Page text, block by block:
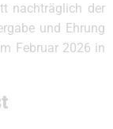
nachträglich der
und Ehrung
Februar 2026 in